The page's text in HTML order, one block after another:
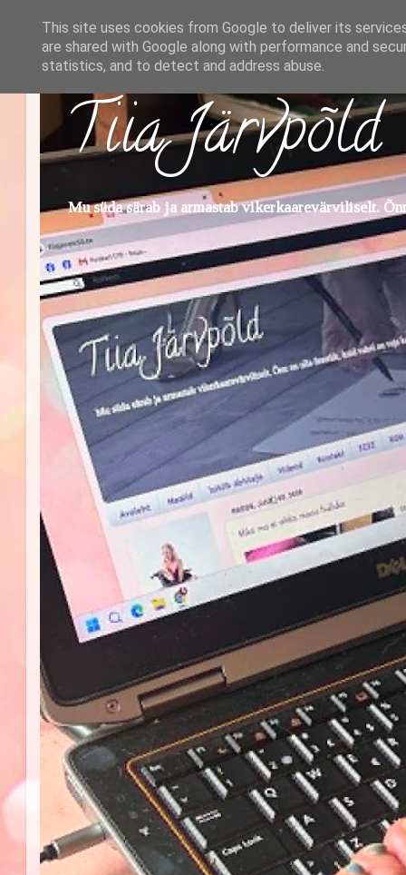
Tiia Järvpõld
Mu süda särab ja armastab vikerkaarevärviliselt.
This site uses cookies from Google to deliver its
are shared with Google along with performance and
statistics, and to detect and address abuse.